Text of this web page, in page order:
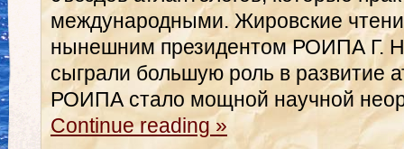
международными. Жировские
нынешним президентом РОИПА Г.
сыграли большую роль в развитие
РОИПА стало мощной научной
Continue reading »